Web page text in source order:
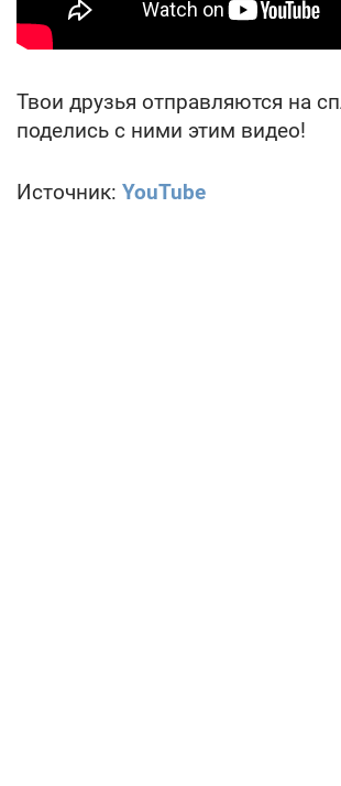
Твои друзья отправляются на
поделись с ними этим видео!
Источник: YouTube